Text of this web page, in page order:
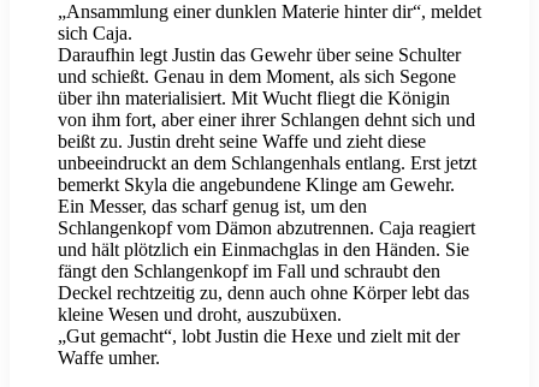
„Ansammlung einer dunklen Materie hinter dir“, meldet
sich Caja.
Daraufhin legt Justin das Gewehr über seine Schulter
und schießt. Genau in dem Moment, als sich Segone
über ihn materialisiert. Mit Wucht fliegt die Königin
von ihm fort, aber einer ihrer Schlangen dehnt sich und
beißt zu. Justin dreht seine Waffe und zieht diese
unbeeindruckt an dem Schlangenhals entlang. Erst jetzt
bemerkt Skyla die angebundene Klinge am Gewehr.
Ein Messer, das scharf genug ist, um den
Schlangenkopf vom Dämon abzutrennen. Caja reagiert
und hält plötzlich ein Einmachglas in den Händen. Sie
fängt den Schlangenkopf im Fall und schraubt den
Deckel rechtzeitig zu, denn auch ohne Körper lebt das
kleine Wesen und droht, auszubüxen.
„Gut gemacht“, lobt Justin die Hexe und zielt mit der
Waffe umher.